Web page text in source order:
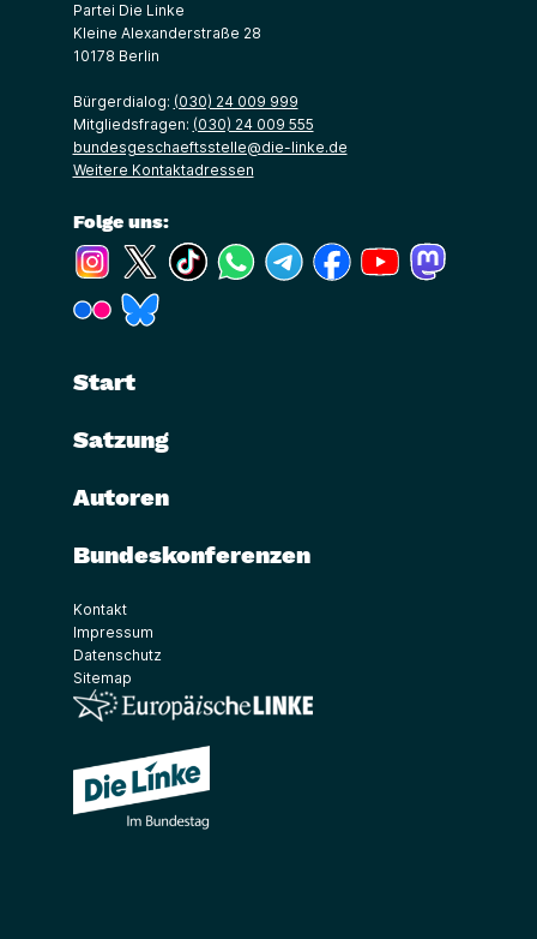
Partei Die Linke
Kleine Alexanderstraße 28
10178 Berlin
Bürgerdialog: (030) 24 009 999
Mitgliedsfragen: (030) 24 009 555
bundesgeschaeftsstelle@die-linke.de
Weitere Kontaktadressen
Folge uns:
(Link öffnet ein neues Fenster)
(Link öffnet ein neues Fenster)
(Link öffnet ein neues Fenster)
(Link öffnet ein neues Fenster)
(Link öffnet ein neues Fenster)
(Link öffnet ein neues
(Link öffnet ein
(Link öffnet ein neues Fenster)
Start
Satzung
Autoren
Bundeskonferenzen
Kontakt
Impressum
Datenschutz
Sitemap
(Link öffnet ein neues Fenster)